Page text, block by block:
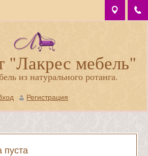
"Лакрес мебель"
из натурального ротанга.
Регистрация
пуста